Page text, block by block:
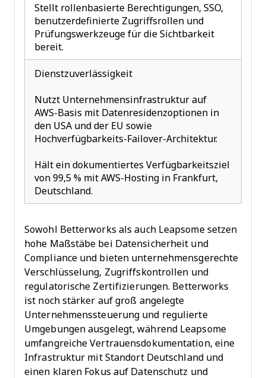
Stellt rollenbasierte Berechtigungen, SSO,
benutzerdefinierte Zugriffsrollen und
Prüfungswerkzeuge für die Sichtbarkeit
bereit.
Dienstzuverlässigkeit
Nutzt Unternehmensinfrastruktur auf
AWS-Basis mit Datenresidenzoptionen in
den USA und der EU sowie
Hochverfügbarkeits-Failover-Architektur.
Hält ein dokumentiertes Verfügbarkeitsziel
von 99,5 % mit AWS-Hosting in Frankfurt,
Deutschland.
Sowohl Betterworks als auch Leapsome setzen
hohe Maßstäbe bei Datensicherheit und
Compliance und bieten unternehmensgerechte
Verschlüsselung, Zugriffskontrollen und
regulatorische Zertifizierungen. Betterworks
ist noch stärker auf groß angelegte
Unternehmenssteuerung und regulierte
Umgebungen ausgelegt, während Leapsome
umfangreiche Vertrauensdokumentation, eine
Infrastruktur mit Standort Deutschland und
einen klaren Fokus auf Datenschutz und